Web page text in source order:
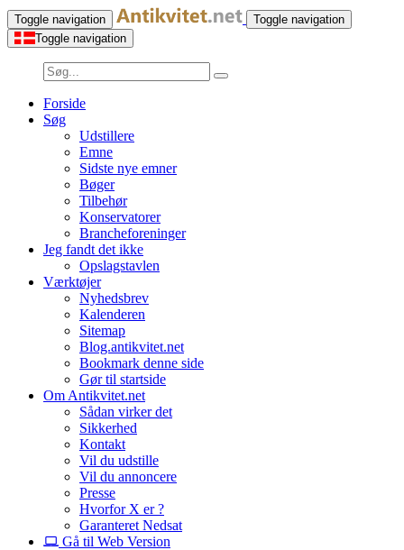
Toggle navigation
Toggle navigation
Toggle navigation
Forside
Søg
Udstillere
Emne
Sidste nye emner
Bøger
Tilbehør
Konservatorer
Brancheforeninger
Jeg fandt det ikke
Opslagstavlen
Værktøjer
Nyhedsbrev
Kalenderen
Sitemap
Blog.antikvitet.net
Bookmark denne side
Gør til startside
Om Antikvitet.net
Sådan virker det
Sikkerhed
Kontakt
Vil du udstille
Vil du annoncere
Presse
Hvorfor X er ?
Garanteret Nedsat
Gå til Web Version